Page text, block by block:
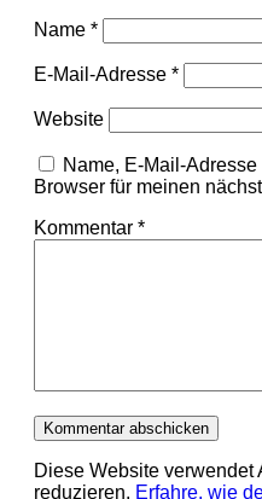
Name *
E-Mail-Adresse *
Website
Name, E-Mail-
Browser für meinen
Kommentar *
Diese Website verwendet
reduzieren. Erfahre, wie